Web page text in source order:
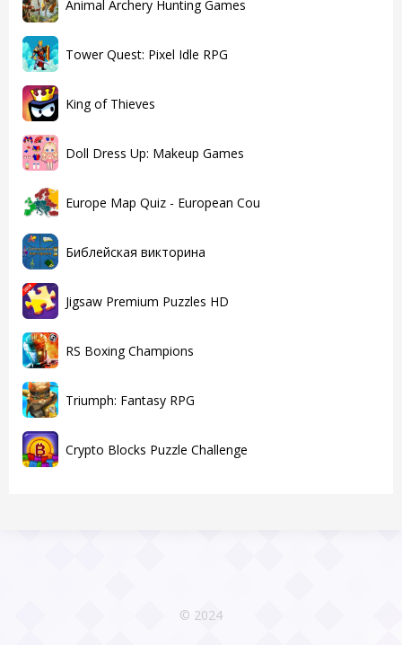
Animal Archery Hunting Games
Tower Quest: Pixel Idle RPG
King of Thieves
Doll Dress Up: Makeup Games
Europe Map Quiz - European Cou
Библейская викторина
Jigsaw Premium Puzzles HD
RS Boxing Champions
Triumph: Fantasy RPG
Crypto Blocks Puzzle Challenge
© 2024